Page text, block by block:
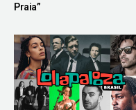
Praia”